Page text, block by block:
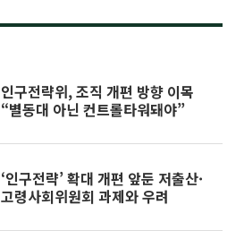
인구전략위, 조직 개편 방향 이목
“별동대 아닌 컨트롤타워돼야”
‘인구전략’ 확대 개편 앞둔 저출산·
고령사회위원회 과제와 우려